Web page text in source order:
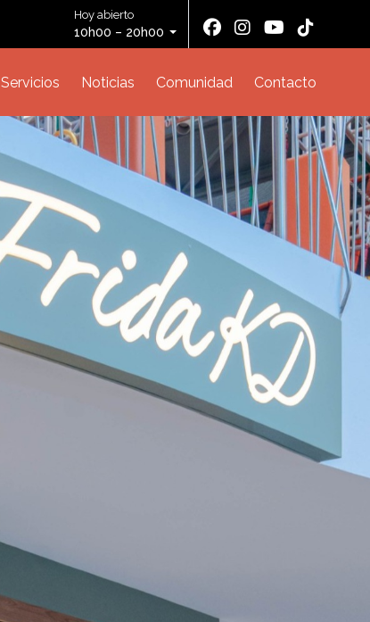
Hoy abierto
10h00 – 20h00
Servicios Noticias Comunidad Contacto